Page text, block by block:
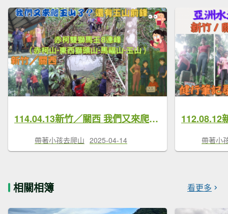
114.04.13新竹／關西 我們又來爬玉山了？赤柯雙獅馬玉8連峰8字型連走（赤柯山-東西獅頭山-馬福山-玉山）
帶著小孩去爬山 2025-04-14 帶著小
相關相簿 看更多